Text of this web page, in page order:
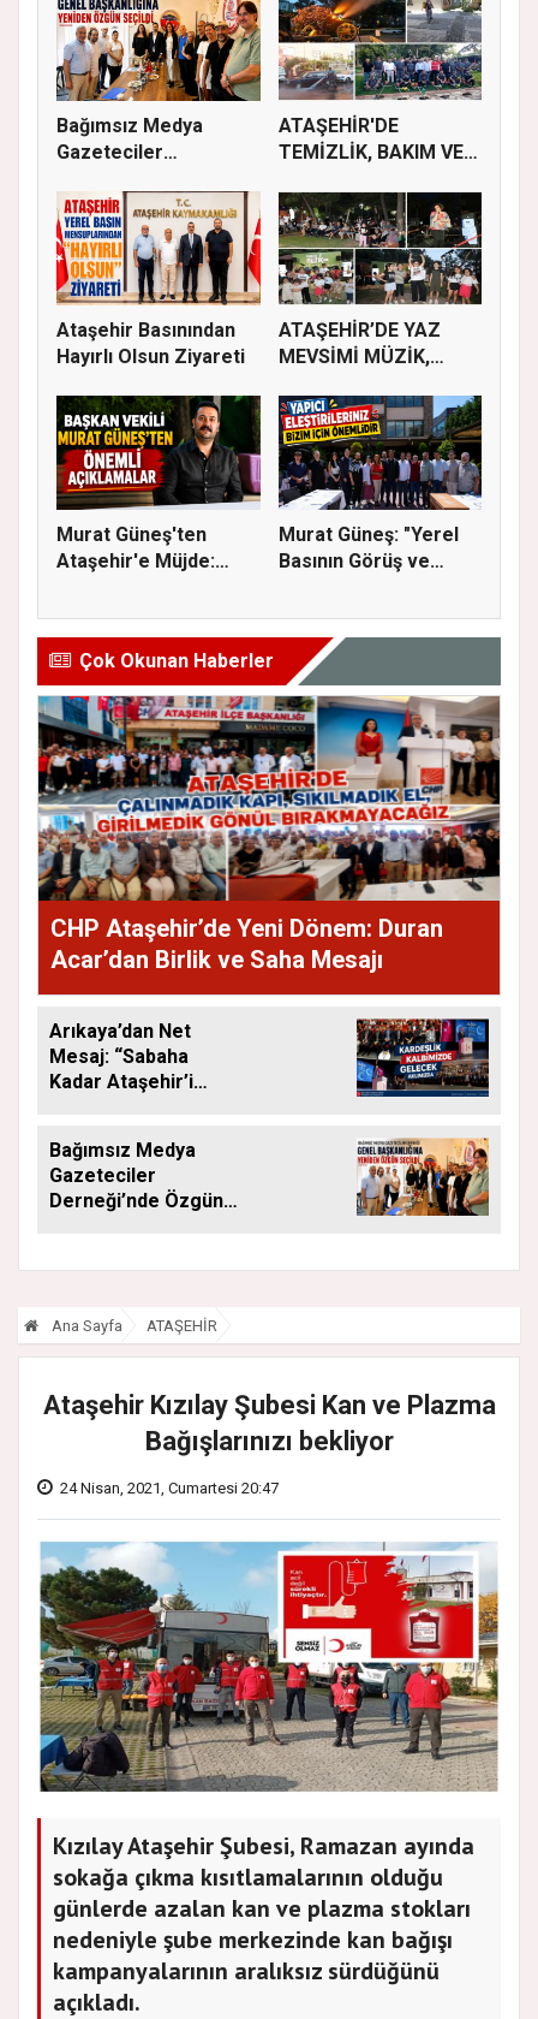
Bağımsız Medya
Gazeteciler
ATAŞEHİR'DE
TEMİZLİK, BAKIM VE
Ataşehir Basınından
Hayırlı Olsun Ziyareti
ATAŞEHİR’DE YAZ
MEVSİMİ MÜZİK,
Murat Güneş'ten
Ataşehir'e Müjde:
Murat Güneş: "Yerel
Basının Görüş ve
Çok Okunan Haberler
CHP Ataşehir’de Yeni Dönem: Duran
Acar’dan Birlik ve Saha Mesajı
Arıkaya’dan Net
Mesaj: “Sabaha
Kadar Ataşehir’i
Bağımsız Medya
Gazeteciler
Derneği’nde Özgün
Ana Sayfa ATAŞEHİR
Ataşehir Kızılay Şubesi Kan ve Plazma
Bağışlarınızı bekliyor
24 Nisan, 2021, Cumartesi 20:47
Kızılay Ataşehir Şubesi, Ramazan ayında
sokağa çıkma kısıtlamalarının olduğu
günlerde azalan kan ve plazma stokları
nedeniyle şube merkezinde kan bağışı
kampanyalarının aralıksız sürdüğünü
açıkladı.